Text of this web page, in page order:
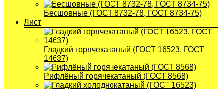
Бесшовные (ГОСТ 8732-78, ГОСТ 8734-75)
Лист
Гладкий горячекатаный (ГОСТ 16523, ГОСТ
14637)
Рифлёный горячекатаный (ГОСТ 8568)